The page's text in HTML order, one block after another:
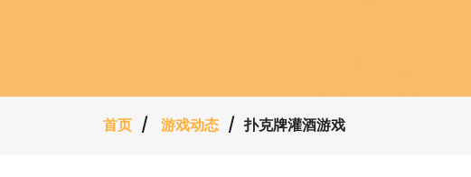
首页 游戏动态 扑克牌灌酒游戏